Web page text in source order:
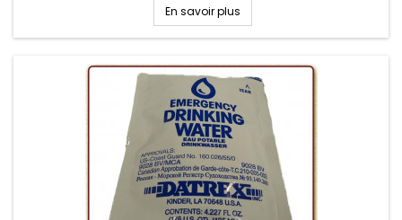
survie
En savoir plus